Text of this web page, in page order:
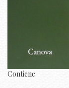
Contiene